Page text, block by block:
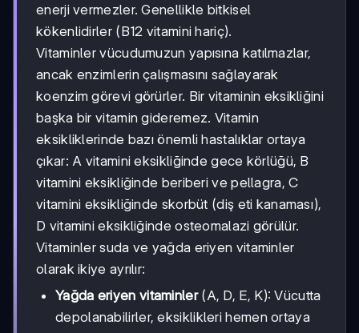
enerji vermezler. Genellikle bitkisel
kökenlidirler (B12 vitamini hariç).
Vitaminler vücudumuzun yapısına katılmazlar,
ancak enzimlerin çalışmasını sağlayarak
koenzim görevi görürler. Bir vitaminin eksikliğini
başka bir vitamin gideremez. Vitamin
eksikliklerinde bazı önemli hastalıklar ortaya
çıkar: A vitamini eksikliğinde gece körlüğü, B
vitamini eksikliğinde beriberi ve pellagra, C
vitamini eksikliğinde skorbüt (diş eti kanaması),
D vitamini eksikliğinde osteomalazi görülür.
Vitaminler suda ve yağda eriyen vitaminler
olarak ikiye ayrılır:
Yağda eriyen vitaminler(A, D, E, K): Vücutta
depolanabilirler, eksiklikleri hemen ortaya